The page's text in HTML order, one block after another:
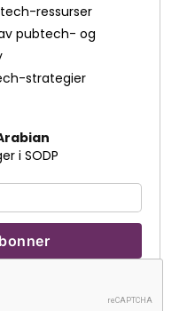
ressurser
pubtech- og
strategier
i SODP